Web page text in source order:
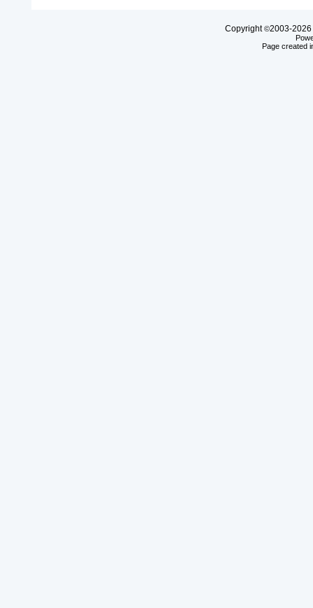
Copyright©2003-2026
Page created